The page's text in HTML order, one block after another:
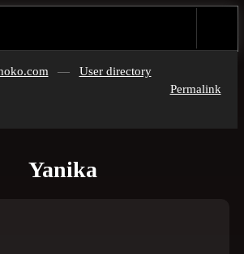
— User directory
Permalink
Yanika